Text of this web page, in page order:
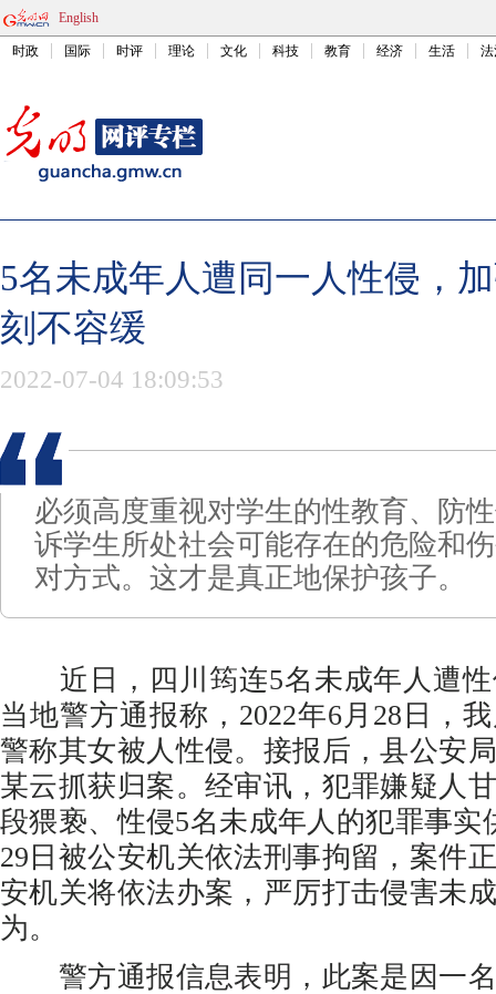
English
时政 国际 时评 理论 文化 科技 教育 经济 生活
5名未成年人遭同一人性侵，
刻不容缓
2022-07-04 18:09:53
必须高度重视对学生的性教育、防
诉学生所处社会可能存在的危险和
对方式。这才是真正地保护孩子。
近日，四川筠连5名未成年人遭性
当地警方通报称，2022年6月28日，
警称其女被人性侵。接报后，县公安
某云抓获归案。经审讯，犯罪嫌疑人
段猥亵、性侵5名未成年人的犯罪事实
29日被公安机关依法刑事拘留，案件
安机关将依法办案，严厉打击侵害未
为。
警方通报信息表明，此案是因一名